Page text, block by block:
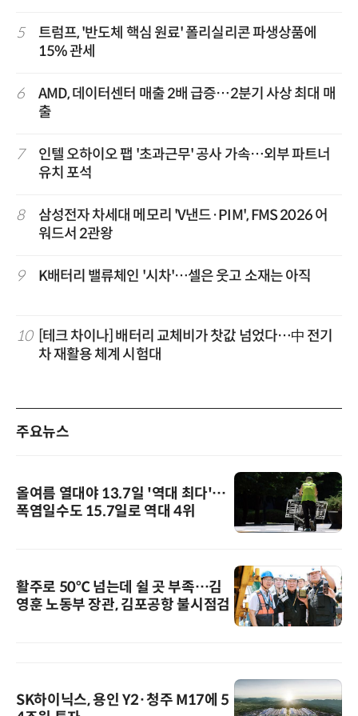
5
트럼프, '반도체 핵심 원료' 폴리실리콘 파생상품에
15% 관세
6
AMD, 데이터센터 매출 2배 급증…2분기 사상 최대 매
출
7
인텔 오하이오 팹 '초과근무' 공사 가속…외부 파트너
유치 포석
8
삼성전자 차세대 메모리 'V낸드·PIM', FMS 2026 어
워드서 2관왕
9 K배터리 밸류체인 '시차'…셀은 웃고 소재는 아직
10
[테크 차이나] 배터리 교체비가 찻값 넘었다…中 전기
차 재활용 체계 시험대
주요뉴스
올여름 열대야 13.7일 '역대 최다'…
폭염일수도 15.7일로 역대 4위
활주로 50℃ 넘는데 쉴 곳 부족…김
영훈 노동부 장관, 김포공항 불시점검
SK하이닉스, 용인 Y2·청주 M17에 5